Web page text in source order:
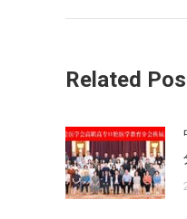
航的
Related